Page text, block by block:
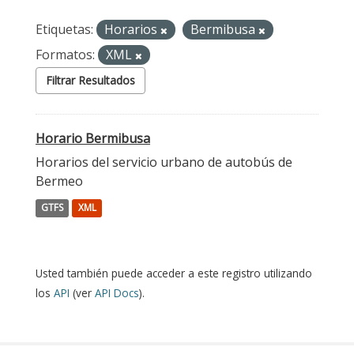
Etiquetas: Horarios
Bermibusa
Formatos:
XML
Filtrar Resultados
Horario Bermibusa
Horarios del servicio urbano de autobús de
Bermeo
GTFS XML
Usted también puede acceder a este registro utilizando
los API (ver API Docs).